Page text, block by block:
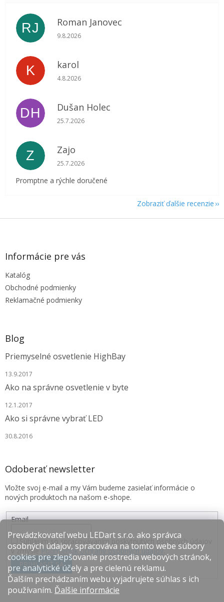
Prevádzkovateľ webu LEDart s.r.o. ako správca
osobných údajov, spracováva na tomto webe súbory
cookies pre zlepšovanie prostredia webových stránok,
pre analytické účely a pre cielenú reklamu.
Ďalším prechádzaním webu vyjadrujete súhlas s ich
používaním. Ďalšie informácie
RJ Roman Janovec
Hodnotenie obchodu je 5 z 5 hviezdičiek.
9.8.2026
K karol
Hodnotenie obchodu je 5 z 5 hviezdičiek.
4.8.2026
DH Dušan Holec
Hodnotenie obchodu je 5 z 5 hviezdičiek.
25.7.2026
Z Zajo
Hodnotenie obchodu je 5 z 5 hviezdičiek.
25.7.2026
Promptne a rýchle doručené
Zobraziť ďalšie recenzie
Z
Informácie pre vás
Katalóg
Obchodné podmienky
Reklamačné podmienky
Blog
Priemyselné osvetlenie HighBay
13.9.2017
Ako na správne osvetlenie v byte
12.1.2017
Ako si správne vybrať LED
30.8.2016
Odoberať newsletter
Vložte svoj e-mail a my Vám budeme zasielať informácie o
nových produktoch na našom e-shope.
Email
Súhlasím so spracovávaním poskytnutých osobných údajov
v zmysle Podmienok ochrany osobných údajov.
PRIHLÁSIŤ SA